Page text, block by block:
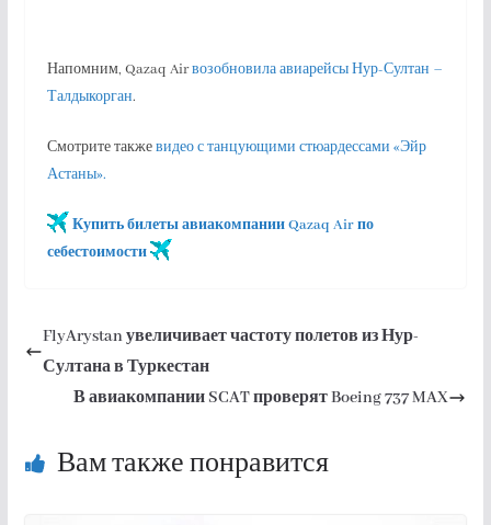
Напомним, Qazaq Airвозобновила авиарейсы Нур-Султан –
Талдыкорган.
Смотрите такжевидео с танцующими стюардессами «Эйр
Астаны».
Купить билеты авиакомпании Qazaq Air по
себестоимости
FlyArystan увеличивает частоту полетов из Нур-
Султана в Туркестан
В авиакомпании SCAT проверят Boeing 737 MAX
Вам также понравится